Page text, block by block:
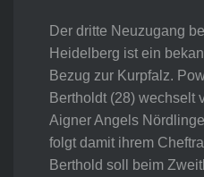
Der dritte Neuzugang
Heidelberg ist ein
Bezug zur Kurpfalz.
Bertholdt (28) wechselt
Aigner Angels
folgt damit ihrem
Berthold soll beim